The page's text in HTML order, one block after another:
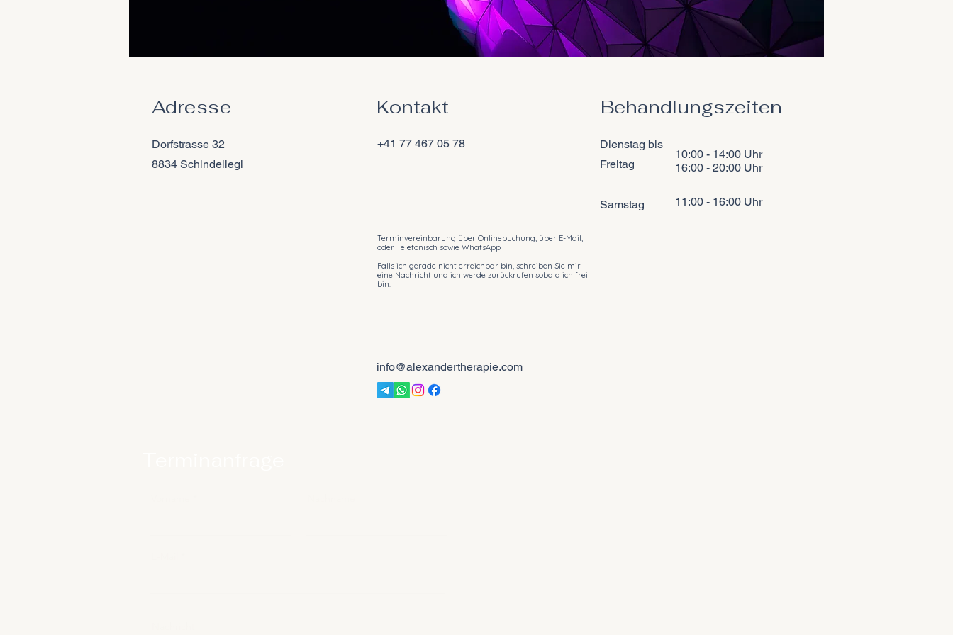
Adresse
Dorfstrasse 32
8834 Schindellegi
Kontakt
+41 77 467 05 78
Behandlungszeiten
Dienstag bis
Freitag
10:00 - 14:00 Uhr
16:00 - 20:00 Uhr
Samstag 11:00 - 16:00 Uhr
Terminvereinbarung über Onlinebuchung, über E-Mail,
oder Telefonisch sowie WhatsApp
Falls ich gerade nicht erreichbar bin, schreiben Sie mir
eine Nachricht und ich werde zurückrufen sobald ich frei
bin.
info@alexandertherapie.com